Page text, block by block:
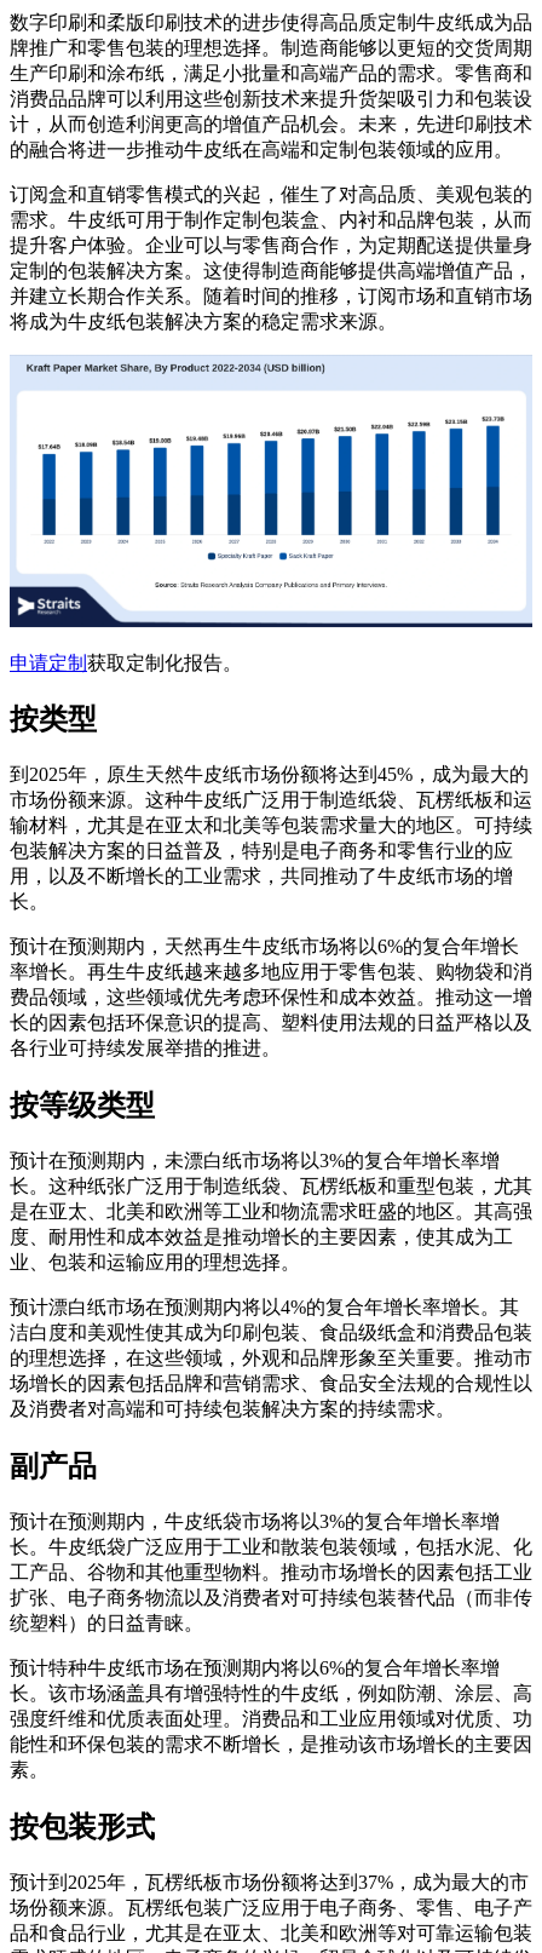
数字印刷和柔版印刷技术的进步使得高品质定制牛皮纸成为品
牌推广和零售包装的理想选择。制造商能够以更短的交货周期
生产印刷和涂布纸，满足小批量和高端产品的需求。零售商和
消费品品牌可以利用这些创新技术来提升货架吸引力和包装设
计，从而创造利润更高的增值产品机会。未来，先进印刷技术
的融合将进一步推动牛皮纸在高端和定制包装领域的应用。
订阅盒和直销零售模式的兴起，催生了对高品质、美观包装的
需求。牛皮纸可用于制作定制包装盒、内衬和品牌包装，从而
提升客户体验。企业可以与零售商合作，为定期配送提供量身
定制的包装解决方案。这使得制造商能够提供高端增值产品，
并建立长期合作关系。随着时间的推移，订阅市场和直销市场
将成为牛皮纸包装解决方案的稳定需求来源。
申请定制 获取定制化报告。
按类型
到2025年，原生天然牛皮纸市场份额将达到45%，成为最大的
市场份额来源。这种牛皮纸广泛用于制造纸袋、瓦楞纸板和运
输材料，尤其是在亚太和北美等包装需求量大的地区。可持续
包装解决方案的日益普及，特别是电子商务和零售行业的应
用，以及不断增长的工业需求，共同推动了牛皮纸市场的增
长。
预计在预测期内，天然再生牛皮纸市场将以6%的复合年增长
率增长。再生牛皮纸越来越多地应用于零售包装、购物袋和消
费品领域，这些领域优先考虑环保性和成本效益。推动这一增
长的因素包括环保意识的提高、塑料使用法规的日益严格以及
各行业可持续发展举措的推进。
按等级类型
预计在预测期内，未漂白纸市场将以3%的复合年增长率增
长。这种纸张广泛用于制造纸袋、瓦楞纸板和重型包装，尤其
是在亚太、北美和欧洲等工业和物流需求旺盛的地区。其高强
度、耐用性和成本效益是推动增长的主要因素，使其成为工
业、包装和运输应用的理想选择。
预计漂白纸市场在预测期内将以4%的复合年增长率增长。其
洁白度和美观性使其成为印刷包装、食品级纸盒和消费品包装
的理想选择，在这些领域，外观和品牌形象至关重要。推动市
场增长的因素包括品牌和营销需求、食品安全法规的合规性以
及消费者对高端和可持续包装解决方案的持续需求。
副产品
预计在预测期内，牛皮纸袋市场将以3%的复合年增长率增
长。牛皮纸袋广泛应用于工业和散装包装领域，包括水泥、化
工产品、谷物和其他重型物料。推动市场增长的因素包括工业
扩张、电子商务物流以及消费者对可持续包装替代品（而非传
统塑料）的日益青睐。
预计特种牛皮纸市场在预测期内将以6%的复合年增长率增
长。该市场涵盖具有增强特性的牛皮纸，例如防潮、涂层、高
强度纤维和优质表面处理。消费品和工业应用领域对优质、功
能性和环保包装的需求不断增长，是推动该市场增长的主要因
素。
按包装形式
预计到2025年，瓦楞纸板市场份额将达到37%，成为最大的市
场份额来源。瓦楞纸包装广泛应用于电子商务、零售、电子产
品和食品行业，尤其​​是在亚太、北美和欧洲等对可靠运输包装